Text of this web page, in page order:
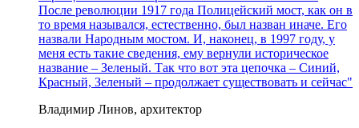
После революции 1917 года Полицейский мост, как он в
то время назывался, естественно, был назван иначе. Его
назвали Народным мостом. И, наконец, в 1997 году, у
меня есть такие сведения, ему вернули историческое
название – Зеленый. Так что вот эта цепочка – Синий,
Красный, Зеленый – продолжает существовать и сейчас"
Владимир Линов, архитектор